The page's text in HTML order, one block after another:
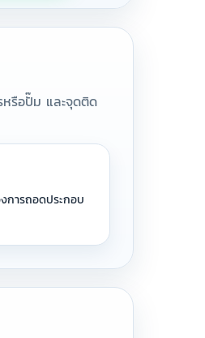
หรือปั๊ม และจุดติด
การถอดประกอบ